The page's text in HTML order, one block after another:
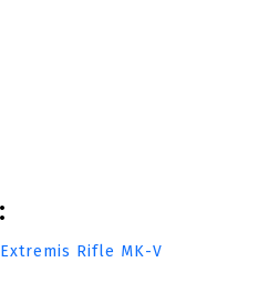
Rifle MK-V